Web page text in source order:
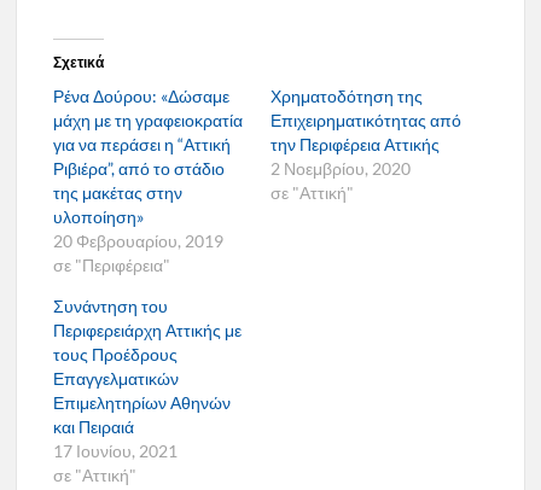
Σχετικά
Ρένα Δούρου: «Δώσαμε
μάχη με τη γραφειοκρατία
για να περάσει η “Αττική
Ριβιέρα”, από το στάδιο
της μακέτας στην
υλοποίηση»
20 Φεβρουαρίου, 2019
σε "Περιφέρεια"
Χρηματοδότηση της
Επιχειρηματικότητας από
την Περιφέρεια Αττικής
2 Νοεμβρίου, 2020
σε "Αττική"
Συνάντηση του
Περιφερειάρχη Αττικής με
τους Προέδρους
Επαγγελματικών
Επιμελητηρίων Αθηνών
και Πειραιά
17 Ιουνίου, 2021
σε "Αττική"